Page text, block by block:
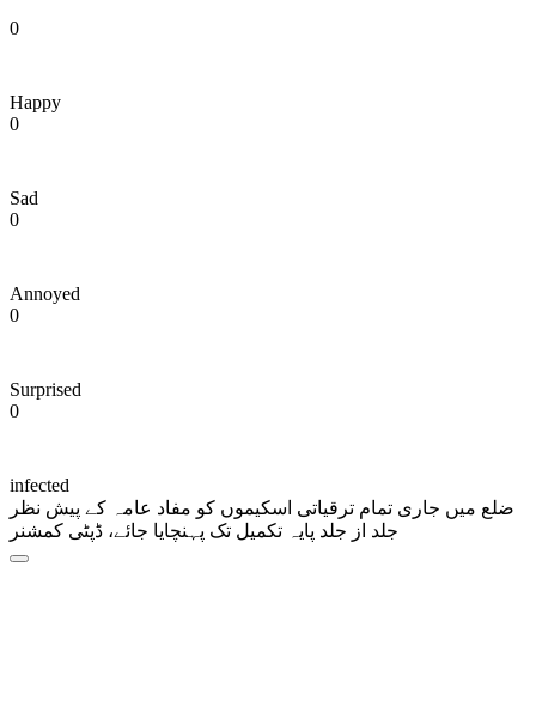
0
Happy
0
Sad
0
Annoyed
0
Surprised
0
infected
ضلع میں جاری تمام ترقیاتی اسکیموں کو مفاد عامہ کے پیش نظر
جلد از جلد پایہ تکمیل تک پہنچایا جائے، ڈپٹی کمشنر